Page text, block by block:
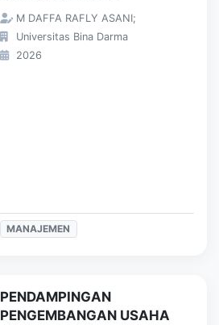
M DAFFA RAFLY ASANI;
Universitas Bina Darma
2026
MANAJEMEN
PENDAMPINGAN
PENGEMBANGAN USAHA